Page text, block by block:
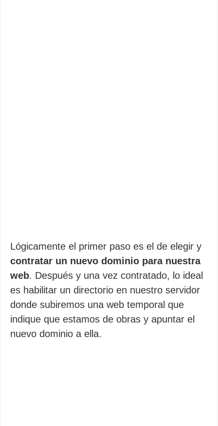
Lógicamente el primer paso es el de elegir y
contratar un nuevo dominio para nuestra
web. Después y una vez contratado, lo ideal
es habilitar un directorio en nuestro servidor
donde subiremos una web temporal que
indique que estamos de obras y apuntar el
nuevo dominio a ella.